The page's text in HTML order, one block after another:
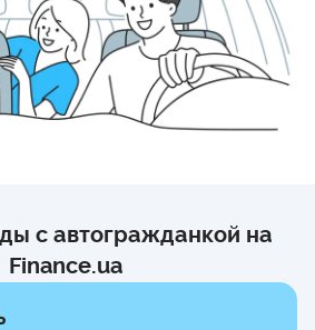
с автогражданкой на
Finance.ua